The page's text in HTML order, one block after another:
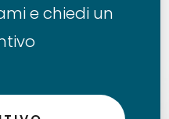
e chiedi un